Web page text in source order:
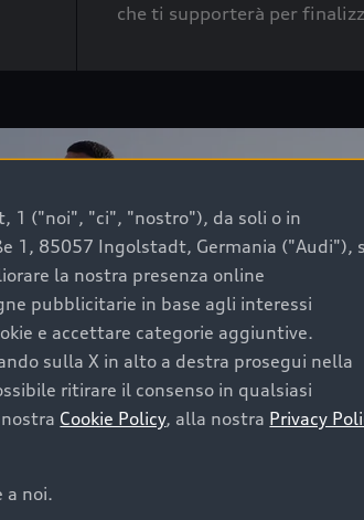
1 ("noi", "ci", "nostro"), da soli o in
1, 85057 Ingolstadt, Germania ("Audi"),
la nostra presenza online
pubblicitarie in base agli interessi
e accettare categorie aggiuntive.
sulla X in alto a destra prosegui nella
ritirare il consenso in qualsiasi
Cookie Policy, alla nostra Privacy
a noi.
che ti supporterà per